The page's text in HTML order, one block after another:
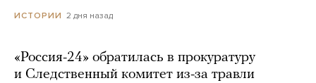
ИСТОРИИ 2 дня назад
«Россия-24» обратилась в прокуратуру
и Следственный комитет из-за травли